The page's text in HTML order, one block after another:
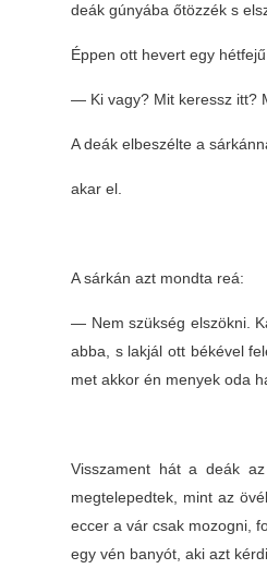
deák gúnyába őtözzék s
Éppen ott hevert egy
— Ki vagy? Mit keressz itt?
A deák elbeszélte a
akar el.
A sárkán azt mondta reá:
— Nem szükség elszökni.
abba, s lakjál ott békével
met akkor én menyek oda
Visszament hát a deák
megtelepedtek, mint az
eccer a vár csak mozogni,
egy vén banyót, aki azt